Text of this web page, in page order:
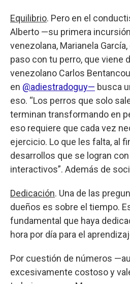
Equilibrio. Pero en el
Alberto —su primera
venezolana, Marianela
paso con tu perro, que viene
venezolano Carlos
en @adiestradoguy— busca
eso. “Los perros que solo
terminan transformando en
eso requiere que cada vez
ejercicio. Lo que les falta, al
desarrollos que se logran
interactivos”. Además de
Dedicación. Una de las
dueños es sobre el tiempo.
fundamental que haya
hora por día para el
Por cuestión de números
excesivamente costoso y